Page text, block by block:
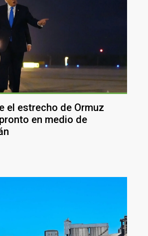
el estrecho de Ormuz
en medio de